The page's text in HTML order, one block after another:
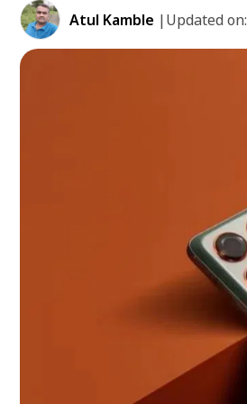
Atul Kamble |Updated on: